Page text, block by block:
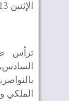
الإثنين 13 أكتوبر 2025
ترأس
الملكي